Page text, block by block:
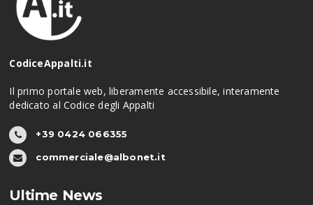
CodiceAppalti.it
Il primo portale web, liberamente accessibile, interamente
dedicato al Codice degli Appalti
+39 0424 066355
commerciale@albonet.it
Ultime News